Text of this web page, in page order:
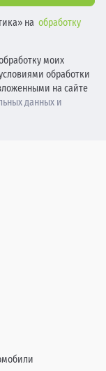
на обработку
моих
обработки
на сайте
данных и